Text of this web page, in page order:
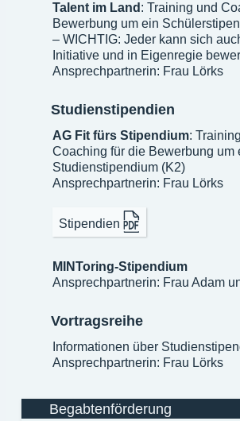
Talent im Land : Training und
Bewerbung um ein
– WICHTIG: Jeder kann sich
Initiative und in Eigenregie
Ansprechpartnerin: Frau Lörks
Studienstipendien
AG Fit fürs Stipendium:
Coaching für die Bewerbung um
Studienstipendium (K2)
Ansprechpartnerin: Frau Lörks
Stipendien
MINToring-Stipendium
Ansprechpartnerin: Frau Adam
Vortragsreihe
Informationen über
Ansprechpartnerin: Frau Lörks
Begabtenförderung